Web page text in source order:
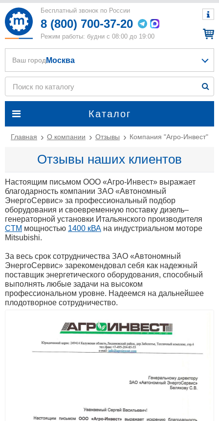
Бесплатный звонок по России
8 (800) 700-37-20
Режим работы: будни с 08:00 до 19:00
Каталог
Ваш город Москва
Главная О компании Отзывы Компания "Агро-Инвест"
Отзывы наших клиентов
Настоящим письмом ООО «Агро-Инвест» выражает
благодарность компании ЗАО «Автономный
ЭнергоСервис» за профессиональный подбор
оборудования и своевременную поставку дизель–
генераторной установки Итальянского производителя
CTM мощностью 1400 кВА на индустриальном моторе
Mitsubishi.
За весь срок сотрудничества ЗАО «Автономный
ЭнергоСервис» зарекомендовал себя как надежный
поставщик энергетического оборудования, способный
выполнять любые задачи на высоком
профессиональном уровне. Надеемся на дальнейшее
плодотворное сотрудничество.